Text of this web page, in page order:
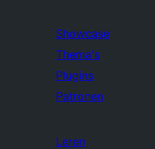
Showcase
Thema's
Plugins
Patronen
Leren